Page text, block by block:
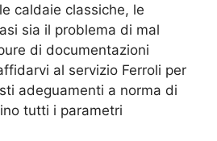
caldaie classiche, le
sia il problema di mal
di documentazioni
al servizio Ferroli per
adeguamenti a norma di
tutti i parametri